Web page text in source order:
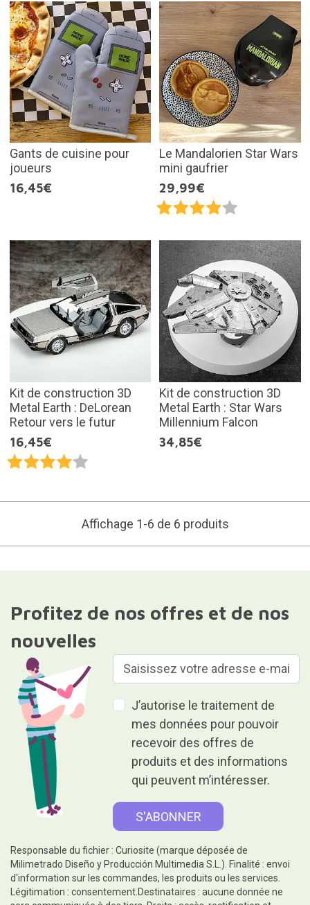
Gants de cuisine pour
joueurs
16,45€
Le Mandalorien Star Wars
mini gaufrier
29,99€
Kit de construction 3D
Metal Earth : DeLorean
Retour vers le futur
16,45€
Kit de construction 3D
Metal Earth : Star Wars
Millennium Falcon
34,85€
Affichage 1-6 de 6 produits
Profitez de nos offres et de nos
nouvelles
J’autorise le traitement de
mes données pour pouvoir
recevoir des offres de
produits et des informations
qui peuvent m’intéresser.
Responsable du fichier : Curiosite (marque déposée de
Milimetrado Diseño y Producción Multimedia S.L.). Finalité : envoi
d'information sur les commandes, les produits ou les services.
Légitimation : consentement.Destinataires : aucune donnée ne